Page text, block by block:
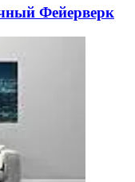
Фейерверк